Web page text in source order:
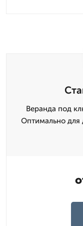
Веранда под
Оптимально для